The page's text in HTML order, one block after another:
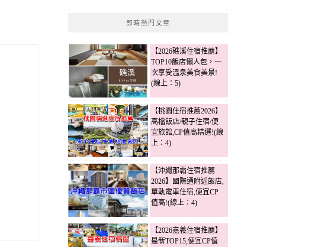
即時熱門文章
【2026礁溪住宿推薦】
TOP10飯店懶人包，一
次享受溫泉美食美景!
(線上：5)
【桃園住宿推薦2026】
高檔飯店/親子住宿/便
宜旅館,CP值高精選!(線
上：4)
【沖繩那霸住宿推薦
2026】國際通附近飯店,
單軌電車住宿,便宜CP
值高!(線上：4)
【2026嘉義住宿推薦】
最新TOP15,便宜CP值